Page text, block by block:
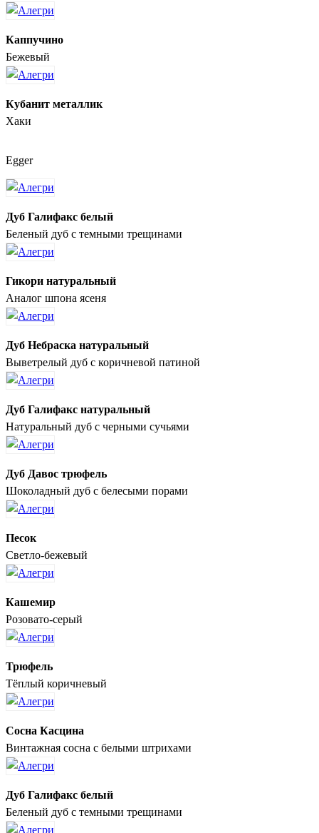
Каппучино
Бежевый
Кубанит металлик
Хаки
Egger
Дуб Галифакс белый
Беленый дуб с темными трещинами
Гикори натуральный
Аналог шпона ясеня
Дуб Небраска натуральный
Выветрелый дуб с коричневой патиной
Дуб Галифакс натуральный
Натуральный дуб с черными сучьями
Дуб Давос трюфель
Шоколадный дуб с белесыми порами
Песок
Светло-бежевый
Кашемир
Розовато-серый
Трюфель
Тёплый коричневый
Сосна Касцина
Винтажная сосна с белыми штрихами
Дуб Галифакс белый
Беленый дуб с темными трещинами